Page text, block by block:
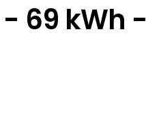
- 69 kWh -